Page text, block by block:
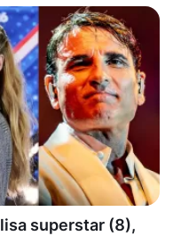
superstar (8),